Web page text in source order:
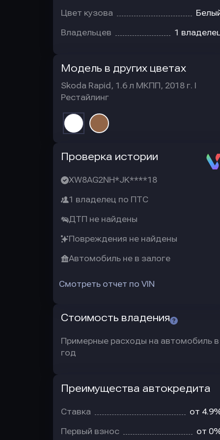
Цвет кузова
Владельцев 1
Модель в других цветах
Skoda Rapid, 1.6 л МКПП, 2018 г. I
Рестайлинг
Проверка истории
XW8AG2NH*JK****18
1 владелец по ПТС
ДТП не найдены
Повреждения не найдены
Автомобиль не в залоге
Смотреть отчет по VIN
Стоимость владения
Примерные расходы на автомобиль в
год
Преимущества автокредита
Ставка от
Первый взнос от